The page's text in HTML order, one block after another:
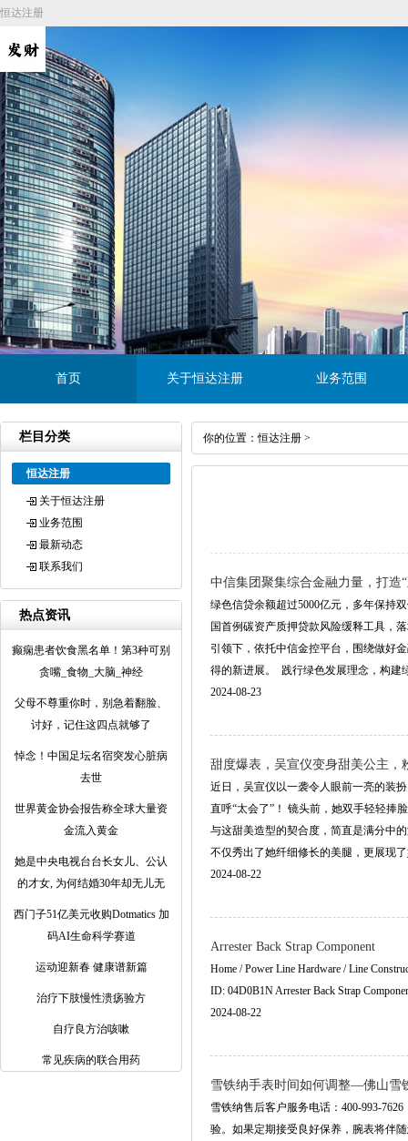
恒达注册
首页 关于恒达注册 业务范围
栏目分类
恒达注册
关于恒达注册
业务范围
最新动态
联系我们
热点资讯
癫痫患者饮食黑名单！第3种可别
贪嘴_食物_大脑_神经
父母不尊重你时，别急着翻脸、
讨好，记住这四点就够了
悼念！中国足坛名宿突发心脏病
去世
世界黄金协会报告称全球大量资
金流入黄金
她是中央电视台台长女儿、公认
的才女, 为何结婚30年却无儿无
西门子51亿美元收购Dotmatics 加
码AI生命科学赛道
运动迎新春 健康谱新篇
治疗下肢慢性溃疡验方
自疗良方治咳嗽
常见疾病的联合用药
你的位置：恒达注册 >
中信集团聚集综合金融力量，打造
绿色信贷余额超过5000亿元，多年保持
国首例碳资产质押贷款风险缓释工具，
引领下，依托中信金控平台，围绕做好
得的新进展。 践行绿色发展理念，构建
2024-08-23
甜度爆表，吴宣仪变身甜美公主
近日，吴宣仪以一袭令人眼前一亮的装
直呼“太会了”！ 镜头前，她双手轻轻捧
与这甜美造型的契合度，简直是满分中
不仅秀出了她纤细修长的美腿，更展现
2024-08-22
Arrester Back Strap Component
Home / Power Line Hardware / Line
ID: 04D0B1N Arrester Back Strap
2024-08-22
雪铁纳手表时间如何调整—佛山雪
雪铁纳售后客户服务电话：400-993-
验。如果定期接受良好保养，腕表将伴